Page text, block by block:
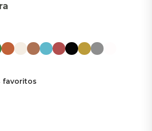
favoritos